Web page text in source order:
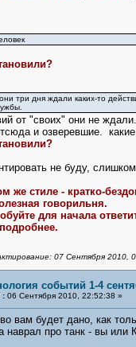
три дня ждали каких-то
от "своих" они не
и озверевшие.
не буду,
же стиле - кратко-
говорильня.
для начала
07 Сентября 2010,
событий 1-4
:06 Сентября 2010, 22:52:38 »
вам будет дано, как
наврал про танк - вы или